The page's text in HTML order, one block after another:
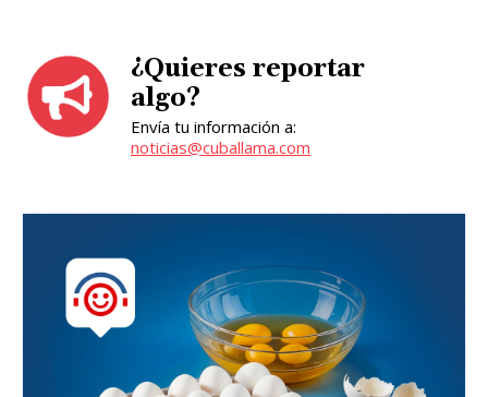
¿Quieres reportar
algo?
Envía tu información a:
noticias@cuballama.com